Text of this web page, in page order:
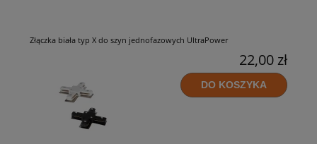
Złączka biała typ X do szyn jednofazowych UltraPower
22,00 zł
DO KOSZYKA